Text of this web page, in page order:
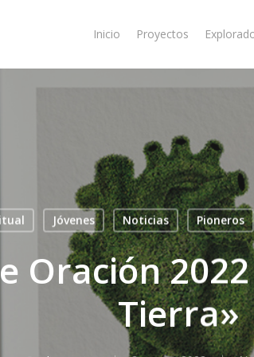
Inicio Proyectos
Jóvenes Noticias Pioneros
Oración
Tierra»